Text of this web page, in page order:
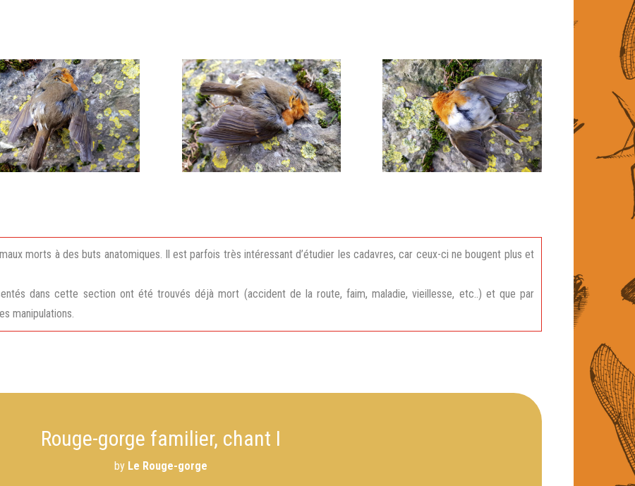
morts à des buts anatomiques. Il est parfois très intéressant d’étudier les cadavres, car ceux-ci ne bougent plus et
dans cette section ont été trouvés déjà mort (accident de la route, faim, maladie, vieillesse, etc..) et que par
manipulations.
Rouge-gorge familier, chant I
by Le Rouge-gorge